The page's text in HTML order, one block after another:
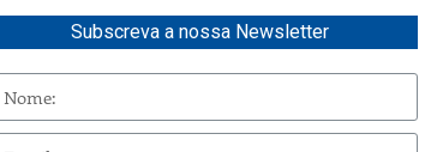
Subscreva a nossa Newsletter